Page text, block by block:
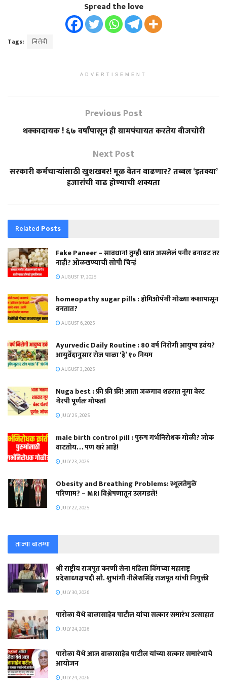
Spread the love
Tags: जिलेबी
ADVERTISEMENT
Previous Post
धक्कादायक ! ६७ वर्षांपासून ही ग्रामपंचायत करतेय वीजचोरी
Next Post
सरकारी कर्मचाऱ्यांसाठी खुशखबर! मूळ वेतन वाढणार? तब्बल ‘इतक्या’
हजारांची वाढ होण्याची शक्यता
Related Posts
Fake Paneer – सावधान! तुम्ही खात असलेलं पनीर बनावट तर
नाही? ओळखण्याची सोपी चिन्हं
AUGUST 17, 2025
homeopathy sugar pills : होमिओपॅथी गोळ्या कशापासून
बनतात?
AUGUST 6, 2025
Ayurvedic Daily Routine : 80 वर्ष निरोगी आयुष्य हवंय?
आयुर्वेदानुसार रोज पाळा ‘हे’ १० नियम
AUGUST 3, 2025
Nuga best : फ्री फ्री फ्री! आता जळगाव शहरात नूगा बेस्ट
थेरपी पूर्णतः मोफत!
JULY 25, 2025
male birth control pill : पुरुष गर्भनिरोधक गोळी? जोक
वाटतोय… पण खरं आहे!
JULY 23, 2025
Obesity and Breathing Problems: स्थूलतेमुळे
परिणाम? – MRI विश्लेषणातून उलगडले!
JULY 22, 2025
ताज्या बातम्या
श्री राष्ट्रीय राजपूत करणी सेना महिला विंगच्या महाराष्ट्र
प्रदेशाध्यक्षपदी सौ. शुभांगी नीलेशसिंह राजपूत यांची नियुक्ती
JULY 30, 2026
पारोळा येथे बाळासाहेब पाटील यांचा सत्कार समारंभ उत्साहात
JULY 24, 2026
पारोळा येथे आज बाळासाहेब पाटील यांच्या सत्कार समारंभाचे
आयोजन
JULY 24, 2026